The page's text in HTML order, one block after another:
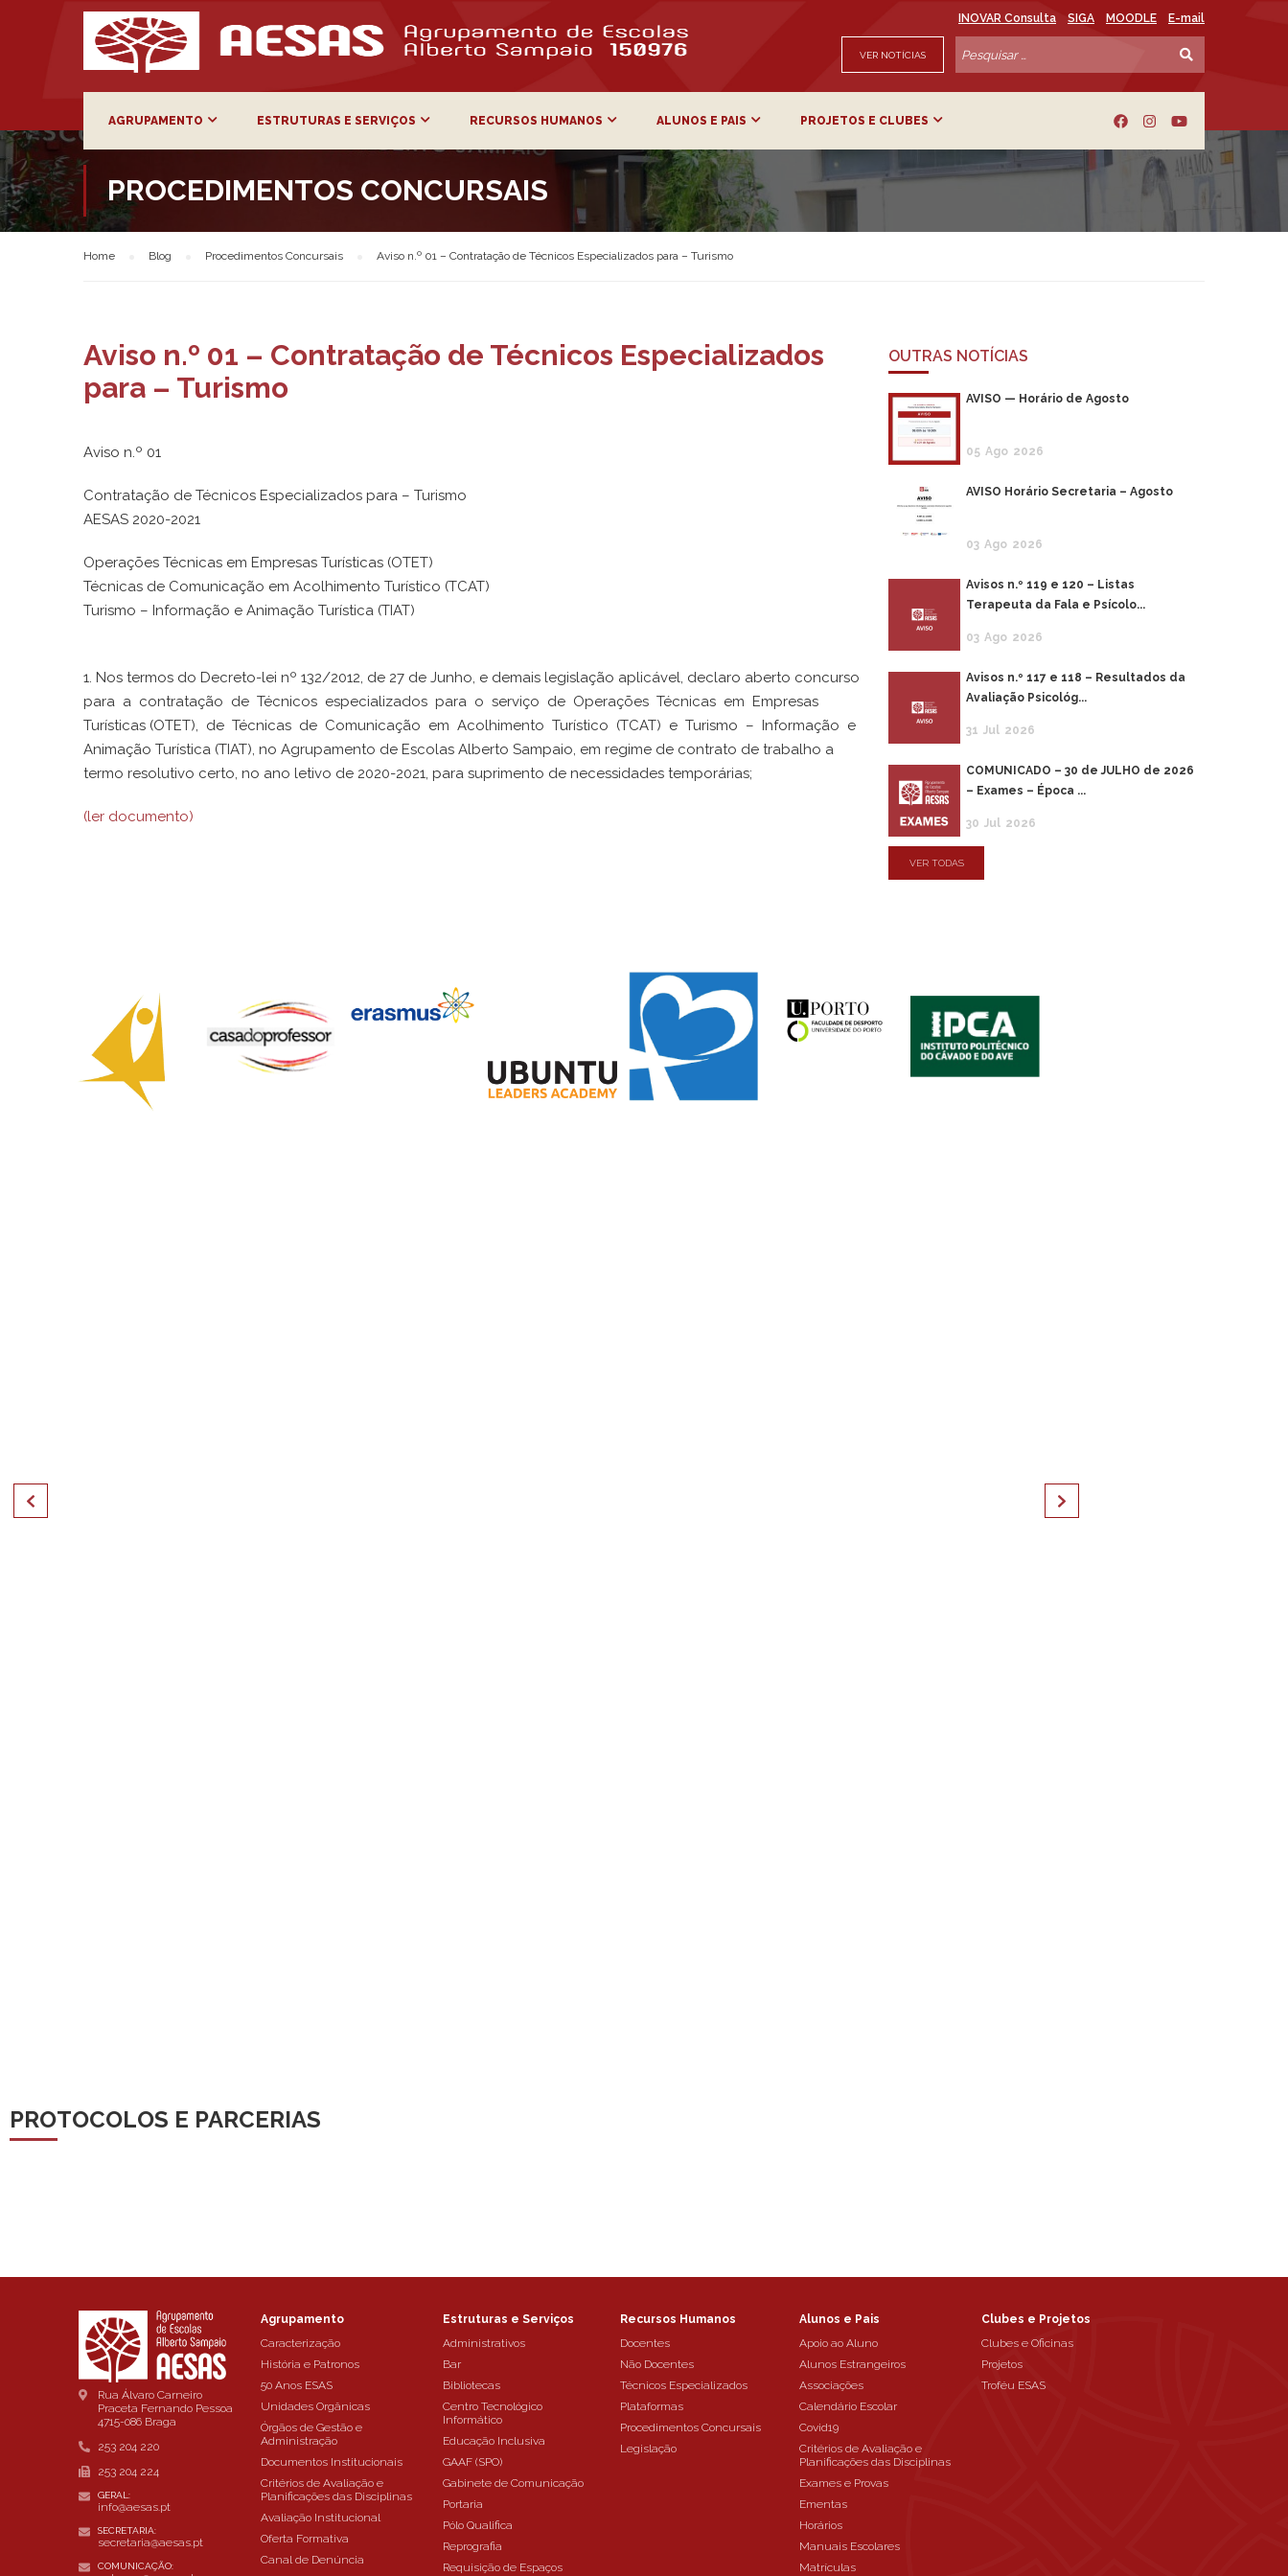
INOVAR Consulta SIGA MOODLE E-mail
VER NOTÍCIAS
AGRUPAMENTO ESTRUTURAS E SERVIÇOS RECURSOS HUMANOS ALUNOS E PAIS PROJETOS E CLUBES
PROCEDIMENTOS CONCURSAIS
Home Blog Procedimentos Concursais Aviso n.º 01 – Contratação de Técnicos Especializados para – Turismo
Aviso n.º 01 – Contratação de Técnicos Especializados
para – Turismo
Aviso n.º 01
Contratação de Técnicos Especializados para – Turismo
AESAS 2020-2021
Operações Técnicas em Empresas Turísticas (OTET)
Técnicas de Comunicação em Acolhimento Turístico (TCAT)
Turismo – Informação e Animação Turística (TIAT)
1. Nos termos do Decreto-lei nº 132/2012, de 27 de Junho, e demais legislação aplicável, declaro aberto concurso
para a contratação de Técnicos especializados para o serviço de Operações Técnicas em Empresas
Turísticas (OTET), de Técnicas de Comunicação em Acolhimento Turístico (TCAT) e Turismo – Informação e
Animação Turística (TIAT), no Agrupamento de Escolas Alberto Sampaio, em regime de contrato de trabalho a
termo resolutivo certo, no ano letivo de 2020-2021, para suprimento de necessidades temporárias;
(ler documento)
OUTRAS NOTÍCIAS
AVISO — Horário de Agosto
05 Ago 2026
AVISO Horário Secretaria – Agosto
03 Ago 2026
Avisos n.º 119 e 120 – Listas
Terapeuta da Fala e Psícolo...
03 Ago 2026
Avisos n.º 117 e 118 – Resultados da
Avaliação Psicológ...
31 Jul 2026
COMUNICADO – 30 de JULHO de 2026
– Exames – Época ...
30 Jul 2026
VER TODAS
PROTOCOLOS E PARCERIAS
Rua Álvaro Carneiro
Praceta Fernando Pessoa
4715-086 Braga
253 204 220
253 204 224
GERAL:
info@aesas.pt
SECRETARIA:
secretaria@aesas.pt
COMUNICAÇÃO:
Agrupamento
Caracterização
História e Patronos
50 Anos ESAS
Unidades Orgânicas
Órgãos de Gestão e
Administração
Documentos Institucionais
Critérios de Avaliação e
Planificações das Disciplinas
Avaliação Institucional
Oferta Formativa
Canal de Denúncia
Estruturas e Serviços
Administrativos
Bar
Bibliotecas
Centro Tecnológico
Informático
Educação Inclusiva
GAAF (SPO)
Gabinete de Comunicação
Portaria
Pólo Qualifica
Reprografia
Requisição de Espaços
Recursos Humanos
Docentes
Não Docentes
Técnicos Especializados
Plataformas
Procedimentos Concursais
Legislação
Alunos e Pais
Apoio ao Aluno
Alunos Estrangeiros
Associações
Calendário Escolar
Covid19
Critérios de Avaliação e
Planificações das Disciplinas
Exames e Provas
Ementas
Horários
Manuais Escolares
Matrículas
Clubes e Projetos
Clubes e Oficinas
Projetos
Troféu ESAS